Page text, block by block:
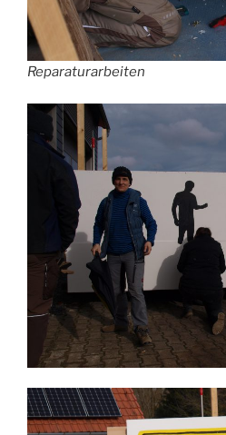
Reparaturarbeiten